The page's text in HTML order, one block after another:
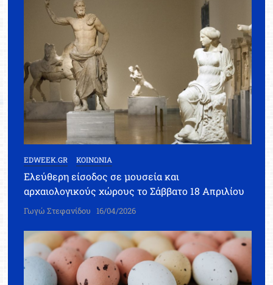
EDWEEK.GR ΚΟΙΝΩΝΙΑ
Ελεύθερη είσοδος σε μουσεία και
αρχαιολογικούς χώρους το Σάββατο 18 Απριλίου
Γωγώ Στεφανίδου 16/04/2026